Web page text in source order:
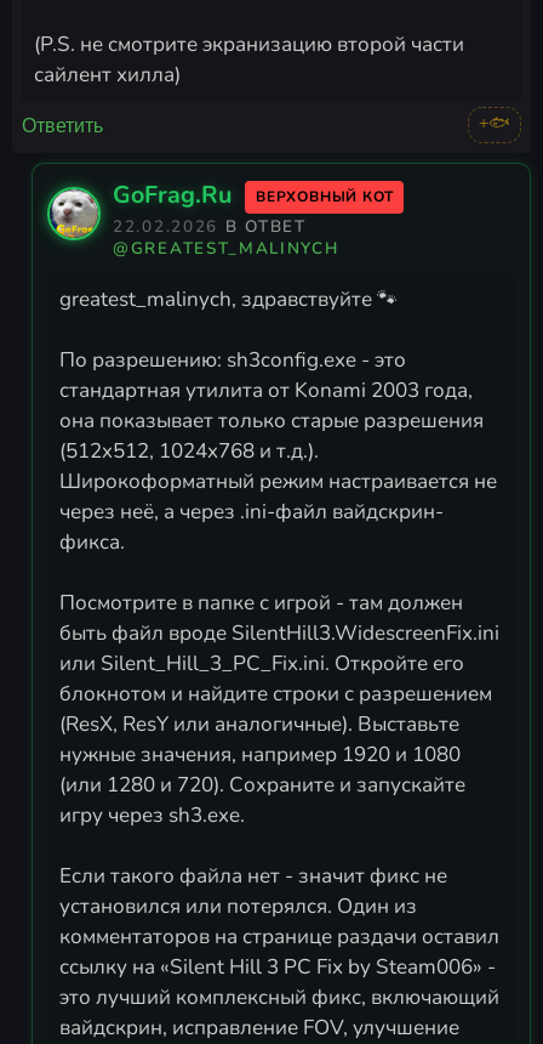
(P.S. не смотрите экранизацию второй части
сайлент хилла)
Ответить +🐟
GoFrag.Ru ВЕРХОВНЫЙ КОТ
22.02.2026 В ОТВЕТ
@GREATEST_MALINYCH
greatest_malinych, здравствуйте 🐾
По разрешению: sh3config.exe - это
стандартная утилита от Konami 2003 года,
она показывает только старые разрешения
(512x512, 1024x768 и т.д.).
Широкоформатный режим настраивается не
через неё, а через .ini-файл вайдскрин-
фикса.
Посмотрите в папке с игрой - там должен
быть файл вроде SilentHill3.WidescreenFix.ini
или Silent_Hill_3_PC_Fix.ini. Откройте его
блокнотом и найдите строки с разрешением
(ResX, ResY или аналогичные). Выставьте
нужные значения, например 1920 и 1080
(или 1280 и 720). Сохраните и запускайте
игру через sh3.exe.
Если такого файла нет - значит фикс не
установился или потерялся. Один из
комментаторов на странице раздачи оставил
ссылку на «Silent Hill 3 PC Fix by Steam006» -
это лучший комплексный фикс, включающий
вайдскрин, исправление FOV, улучшение